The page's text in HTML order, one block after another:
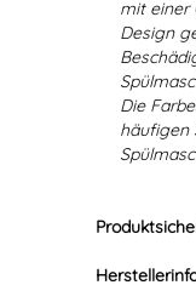
mit einer
Design
Die
häufigen